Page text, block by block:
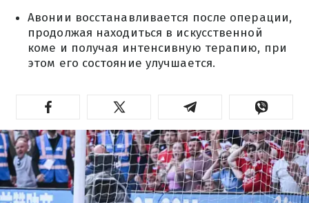
Авонии восстанавливается после операции,
продолжая находиться в искусственной
коме и получая интенсивную терапию, при
этом его состояние улучшается.